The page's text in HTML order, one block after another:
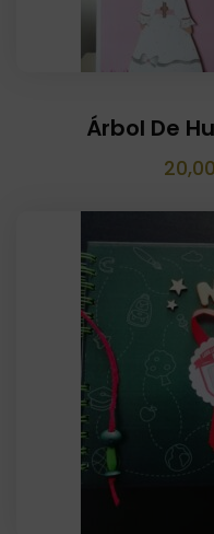
Árbol De
20,00